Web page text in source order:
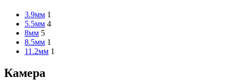
3.9мм 1
5.5мм 4
8мм 5
8.5мм 1
11.2мм 1
Камера